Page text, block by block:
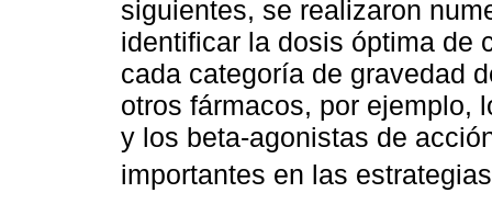
siguientes, se realizaron
identificar la dosis óptima de
cada categoría de gravedad
otros fármacos, por ejemplo,
y los beta-agonistas de
importantes en las